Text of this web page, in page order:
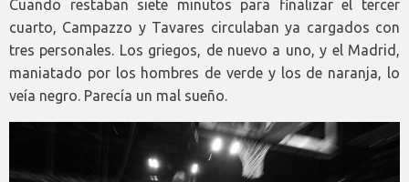
Cuando restaban siete minutos para finalizar el tercer
cuarto, Campazzo y Tavares circulaban ya cargados con
tres personales. Los griegos, de nuevo a uno, y el Madrid,
maniatado por los hombres de verde y los de naranja, lo
veía negro. Parecía un mal sueño.